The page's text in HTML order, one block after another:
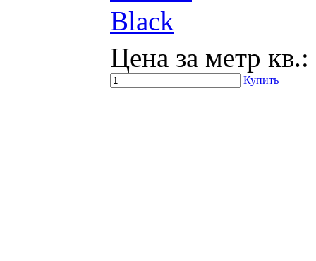
Цена за метр кв.:
Купить